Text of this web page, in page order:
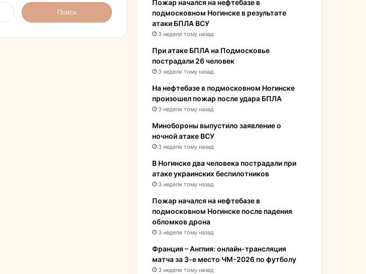
Найти:
Пожар начался на нефтебазе в
подмосковном Ногинске в результате
атаки БПЛА ВСУ
3 недели тому назад
При атаке БПЛА на Подмосковье
пострадали 26 человек
3 недели тому назад
На нефтебазе в подмосковном Ногинске
произошел пожар после удара БПЛА
3 недели тому назад
Минобороны выпустило заявление о
ночной атаке ВСУ
3 недели тому назад
В Ногинске два человека пострадали при
атаке украинских беспилотников
3 недели тому назад
Пожар начался на нефтебазе в
подмосковном Ногинске после падения
обломков дрона
3 недели тому назад
Франция – Англия: онлайн-трансляция
матча за 3-е место ЧМ-2026 по футболу
3 недели тому назад